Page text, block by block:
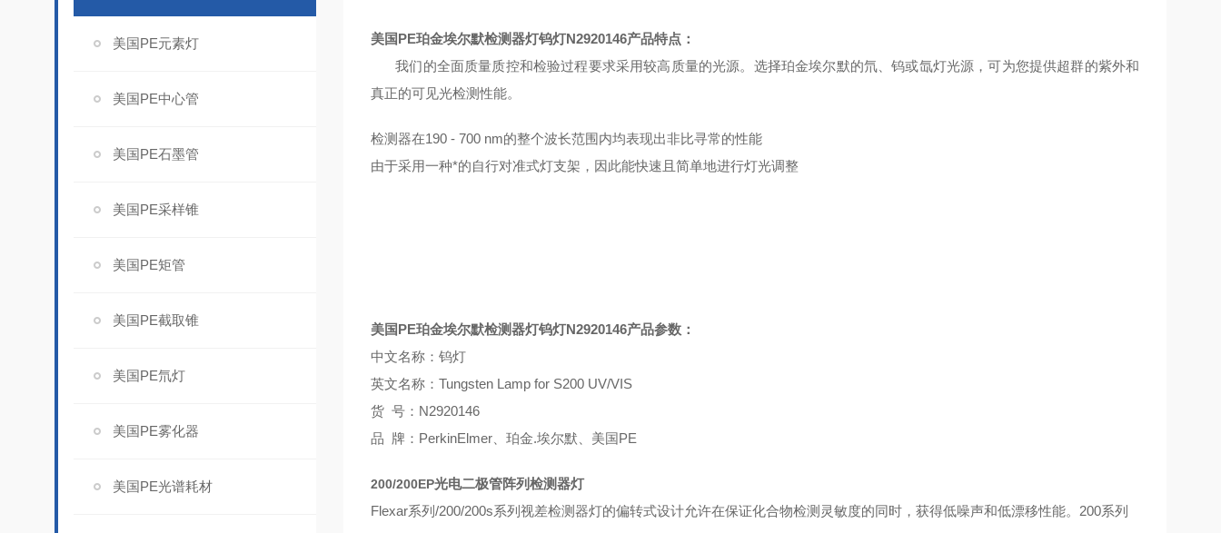
美国PE元素灯
美国PE中心管
美国PE石墨管
美国PE采样锥
美国PE矩管
美国PE截取锥
美国PE氘灯
美国PE雾化器
美国PE光谱耗材
美国PE珀金埃尔默检测器灯钨灯N2920146产品特点 ：
我们的全面质量质控和检验过程要求采用较高质量的光源。选择珀金埃尔默的氘、钨或氙灯光源，可为您提供超群的紫外和
真正的可见光检测性能。
检测器在190 - 700 nm的整个波长范围内均表现出非比寻常的性能
由于采用一种*的自行对准式灯支架，因此能快速且简单地进行灯光调整
美国PE珀金埃尔默检测器灯钨灯N2920146产品参数：
中文名称： 钨灯
英文名称： Tungsten Lamp for S200 UV/VIS
货 号： N2920146
品 牌： PerkinElmer、珀金.埃尔默、美国PE
200/200EP光电二极管阵列检测器灯
Flexar系列 /200/200s系列视差检测器灯的偏转式设计允许在保证化合物检测灵敏度的同时，获得低噪声和低漂移性能。 200系列